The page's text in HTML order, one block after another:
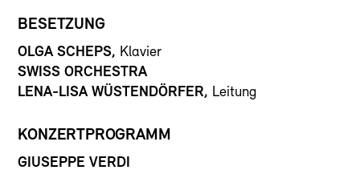
BESETZUNG
OLGA SCHEPS, Klavier
SWISS ORCHESTRA
LENA-LISA WÜSTENDÖRFER, Leitung
KONZERTPROGRAMM
GIUSEPPE VERDI